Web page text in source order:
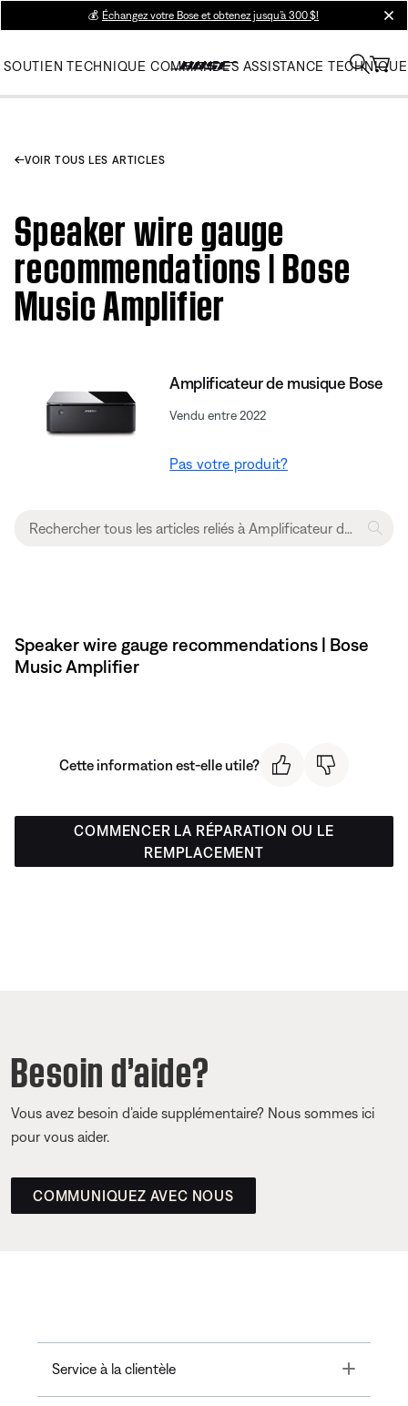
💰 Échangez votre Bose et obtenez jusqu’à 300 $!
SOUTIEN TECHNIQUE COMMANDES ASSISTANCE TECHNIQUE
VOIR TOUS LES ARTICLES
Speaker wire gauge
recommendations | Bose
Music Amplifier
Amplificateur de musique Bose
Vendu entre 2022
Pas votre produit?
Speaker wire gauge recommendations | Bose
Music Amplifier
Cette information est-elle utile?
COMMENCER LA RÉPARATION OU LE
REMPLACEMENT
Besoin d’aide?
Vous avez besoin d’aide supplémentaire? Nous sommes ici
pour vous aider.
COMMUNIQUEZ AVEC NOUS
Service à la clientèle Toggle